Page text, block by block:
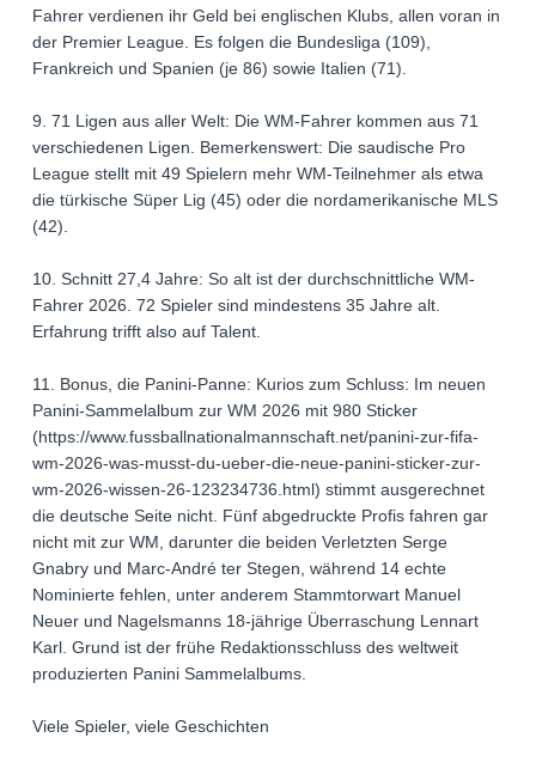
Fahrer verdienen ihr Geld bei englischen Klubs, allen voran in
der Premier League. Es folgen die Bundesliga (109),
Frankreich und Spanien (je 86) sowie Italien (71).
9. 71 Ligen aus aller Welt: Die WM-Fahrer kommen aus 71
verschiedenen Ligen. Bemerkenswert: Die saudische Pro
League stellt mit 49 Spielern mehr WM-Teilnehmer als etwa
die türkische Süper Lig (45) oder die nordamerikanische MLS
(42).
10. Schnitt 27,4 Jahre: So alt ist der durchschnittliche WM-
Fahrer 2026. 72 Spieler sind mindestens 35 Jahre alt.
Erfahrung trifft also auf Talent.
11. Bonus, die Panini-Panne: Kurios zum Schluss: Im neuen
Panini-Sammelalbum zur WM 2026 mit 980 Sticker
(https://www.fussballnationalmannschaft.net/panini-zur-fifa-
wm-2026-was-musst-du-ueber-die-neue-panini-sticker-zur-
wm-2026-wissen-26-123234736.html) stimmt ausgerechnet
die deutsche Seite nicht. Fünf abgedruckte Profis fahren gar
nicht mit zur WM, darunter die beiden Verletzten Serge
Gnabry und Marc-André ter Stegen, während 14 echte
Nominierte fehlen, unter anderem Stammtorwart Manuel
Neuer und Nagelsmanns 18-jährige Überraschung Lennart
Karl. Grund ist der frühe Redaktionsschluss des weltweit
produzierten Panini Sammelalbums.
Viele Spieler, viele Geschichten